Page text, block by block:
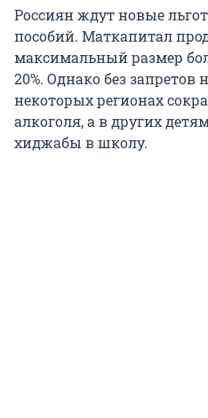
Россиян ждут новые
пособий. Маткапитал
максимальный размер
20%. Однако без запретов
некоторых регионах
алкоголя, а в других
хиджабы в школу.